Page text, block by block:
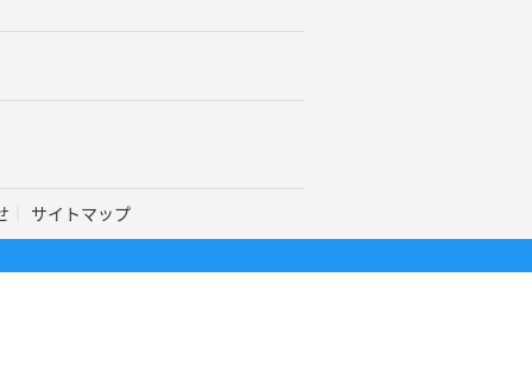
サイトマップ